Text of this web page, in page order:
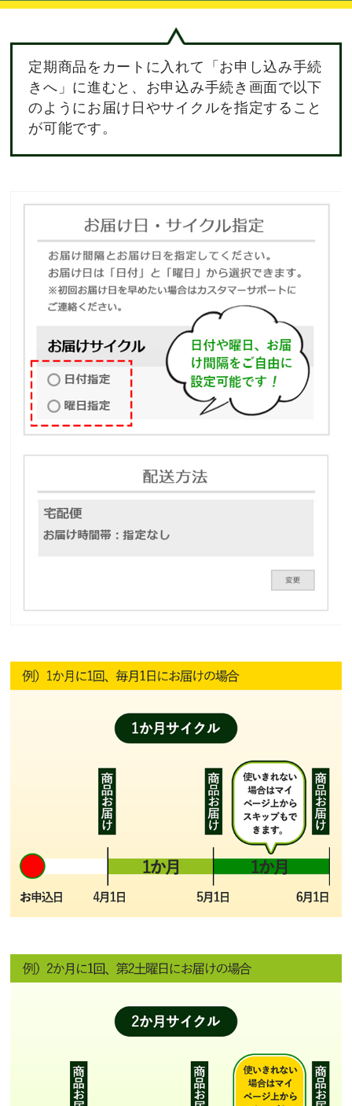
定期商品をカートに入れて「お申し込み手続
きへ」に進むと、お申込み手続き画面で以下
のようにお届け日やサイクルを指定すること
が可能です。